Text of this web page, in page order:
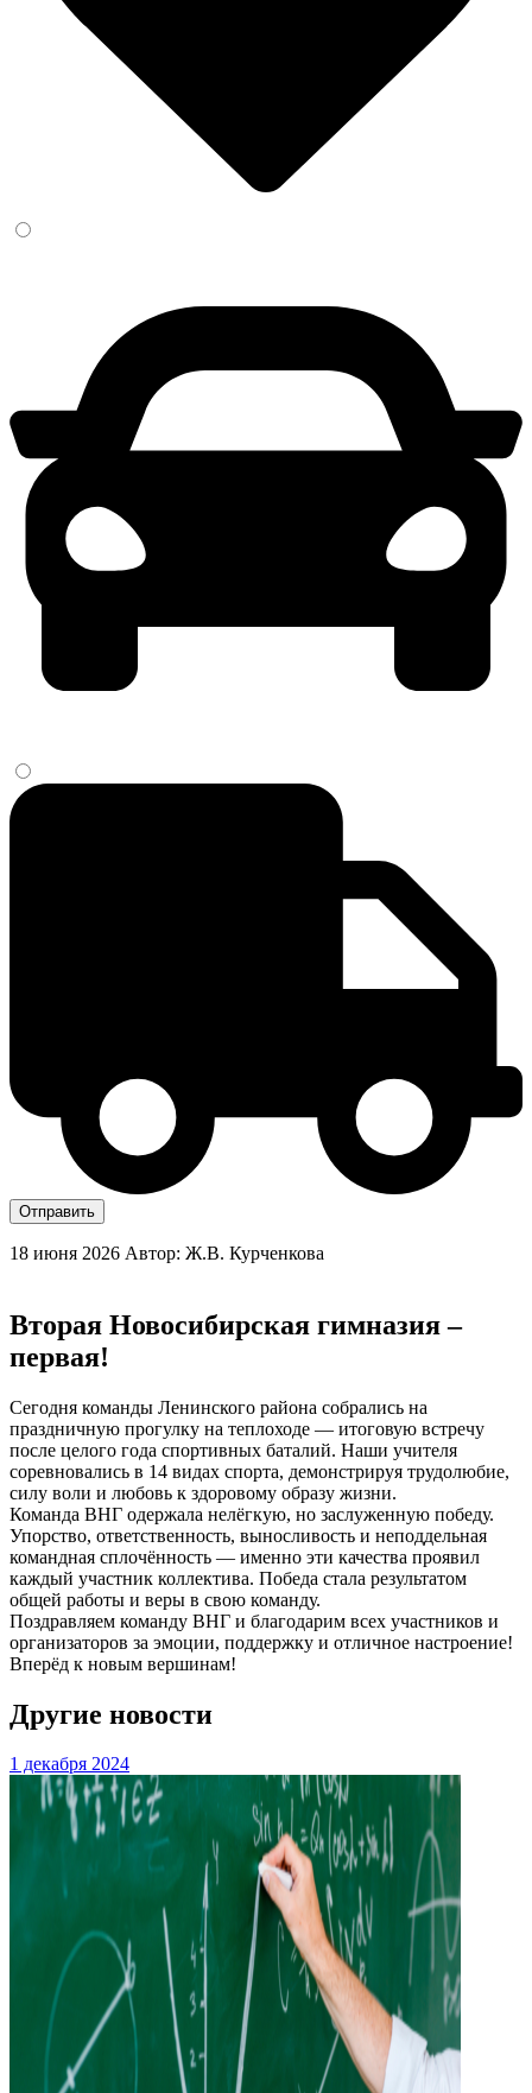
Отправить
18 июня 2026 Автор: Ж.В. Курченкова
Вторая Новосибирская гимназия –
первая!
Сегодня команды Ленинского района собрались на
праздничную прогулку на теплоходе — итоговую встречу
после целого года спортивных баталий. Наши учителя
соревновались в 14 видах спорта, демонстрируя трудолюбие,
силу воли и любовь к здоровому образу жизни.
Команда ВНГ одержала нелёгкую, но заслуженную победу.
Упорство, ответственность, выносливость и неподдельная
командная сплочённость — именно эти качества проявил
каждый участник коллектива. Победа стала результатом
общей работы и веры в свою команду.
Поздравляем команду ВНГ и благодарим всех участников и
организаторов за эмоции, поддержку и отличное настроение!
Вперёд к новым вершинам!
Другие новости
1 декабря 2024